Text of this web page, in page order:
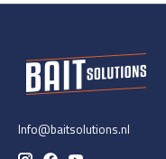
Info@baitsolutions.nl